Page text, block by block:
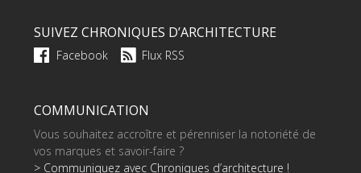
SUIVEZ CHRONIQUES D’ARCHITECTURE
Facebook Flux RSS
COMMUNICATION
Vous souhaitez accroître et pérenniser la notoriété de
vos marques et savoir-faire ?
> Communiquez avec Chroniques d’architecture !